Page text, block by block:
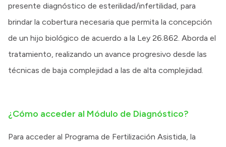
presente diagnóstico de esterilidad/infertilidad, para
brindar la cobertura necesaria que permita la concepción
de un hijo biológico de acuerdo a la Ley 26.862. Aborda el
tratamiento, realizando un avance progresivo desde las
técnicas de baja complejidad a las de alta complejidad.
¿Cómo acceder al Módulo de Diagnóstico?
Para acceder al Programa de Fertilización Asistida, la